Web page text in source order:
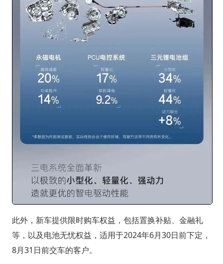
此外，新车提供限时购车权益，包括置换补贴、金融礼
等，以及电池无忧权益，适用于2024年6月30日前下定，
8月31日前交车的客户。